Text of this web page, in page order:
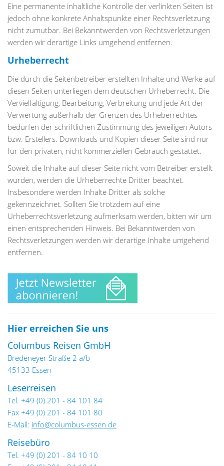
Eine permanente inhaltliche Kontrolle der verlinkten Seiten ist
jedoch ohne konkrete Anhaltspunkte einer Rechtsverletzung
nicht zumutbar. Bei Bekanntwerden von Rechtsverletzungen
werden wir derartige Links umgehend entfernen.
Urheberrecht
Die durch die Seitenbetreiber erstellten Inhalte und Werke auf
diesen Seiten unterliegen dem deutschen Urheberrecht. Die
Vervielfältigung, Bearbeitung, Verbreitung und jede Art der
Verwertung außerhalb der Grenzen des Urheberrechtes
bedürfen der schriftlichen Zustimmung des jeweiligen Autors
bzw. Erstellers. Downloads und Kopien dieser Seite sind nur
für den privaten, nicht kommerziellen Gebrauch gestattet.
Soweit die Inhalte auf dieser Seite nicht vom Betreiber erstellt
wurden, werden die Urheberrechte Dritter beachtet.
Insbesondere werden Inhalte Dritter als solche
gekennzeichnet. Sollten Sie trotzdem auf eine
Urheberrechtsverletzung aufmerksam werden, bitten wir um
einen entsprechenden Hinweis. Bei Bekanntwerden von
Rechtsverletzungen werden wir derartige Inhalte umgehend
entfernen.
Hier erreichen Sie uns
Columbus Reisen GmbH
Bredeneyer Straße 2 a/b
45133 Essen
Leserreisen
Tel. +49 (0) 201 - 84 101 84
Fax +49 (0) 201 - 84 101 80
E-Mail: info@columbus-essen.de
Reisebüro
Tel. +49 (0) 201 - 84 10 10